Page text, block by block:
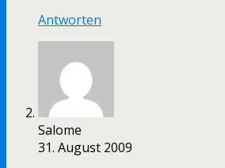
Antworten
Salome
31. August 2009